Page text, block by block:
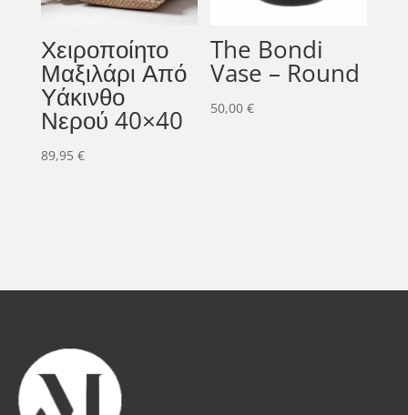
Χειροποίητο
Μαξιλάρι Από
Υάκινθο
Νερού 40×40
89,95 €
The Bondi
Vase – Round
50,00€